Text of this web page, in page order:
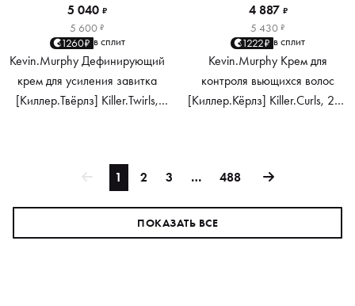
5 040 ₽
5 600 ₽
1260₽ в сплит
Kevin.Murphy Дефинирующий
крем для усиления завитка
[Киллер.Твёрлз] Killer.Twirls,
4 887 ₽
5 430 ₽
1222₽ в сплит
Kevin.Murphy Крем для
контроля вьющихся волос
[Киллер.Кёрлз] Killer.Curls, 200
1 2 3 … 488
ПОКАЗАТЬ ВСЕ